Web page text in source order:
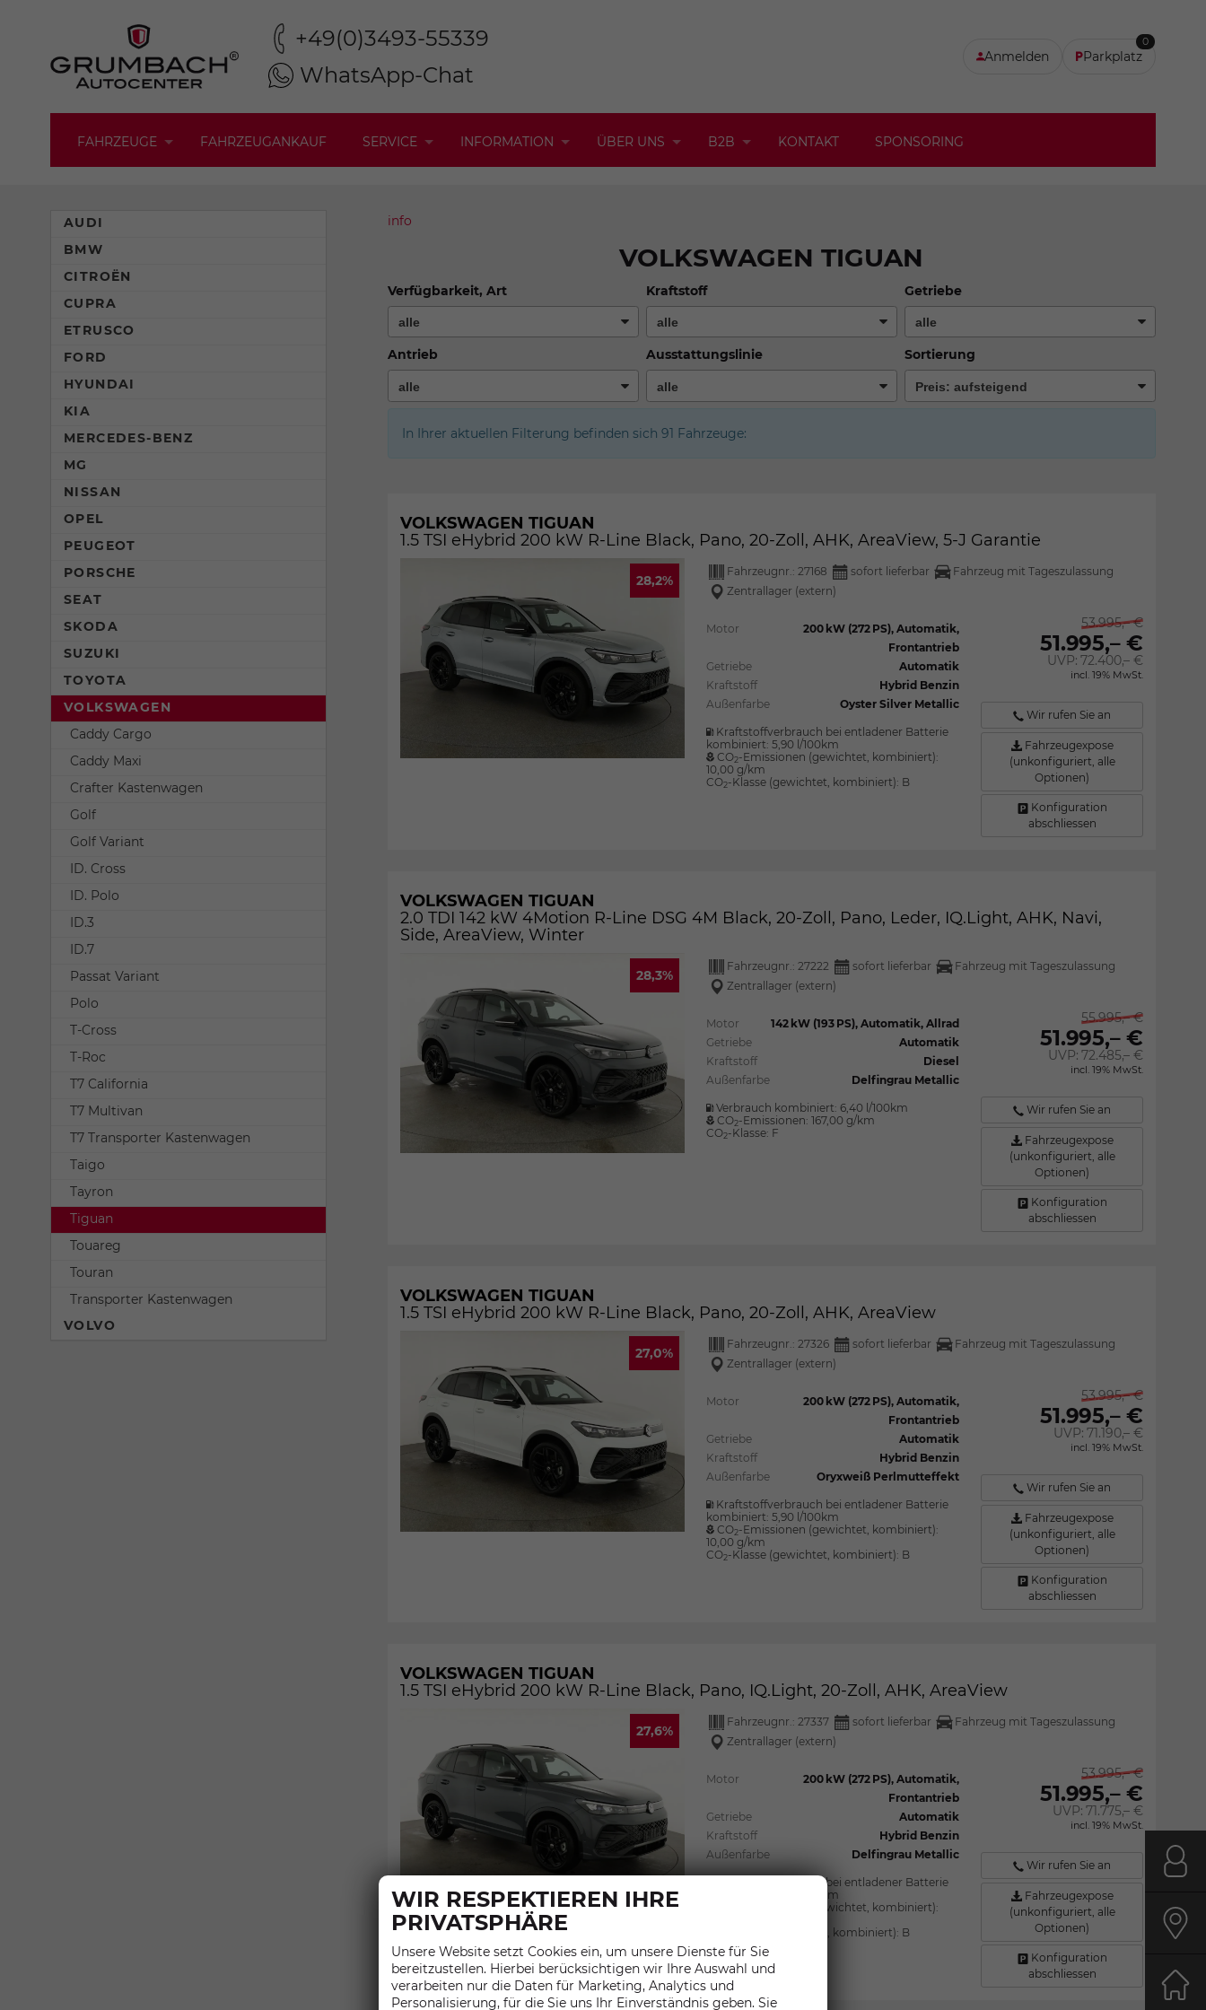
+49(0)3493-55339
WhatsApp-Chat
Anmelden Parkplatz
0
FAHRZEUGE FAHRZEUGANKAUF SERVICE INFORMATION ÜBER UNS B2B KONTAKT SPONSORING
info
VOLKSWAGEN TIGUAN
Verfügbarkeit, Art Kraftstoff Getriebe
Antrieb Ausstattungslinie Sortierung
In Ihrer aktuellen Filterung befinden sich 91 Fahrzeuge:
VOLKSWAGEN TIGUAN
1.5 TSI eHybrid 200 kW R-Line Black, Pano, 20-Zoll, AHK, AreaView, 5-J Garantie
28,2%
Fahrzeugnr.: 27168 sofort lieferbar
Fahrzeug mit Tageszulassung
Zentrallager (extern)
Motor
200 kW (272 PS), Automatik,
Frontantrieb
Getriebe
Automatik
Kraftstoff
Hybrid Benzin
Außenfarbe
Oyster Silver Metallic
Kraftstoffverbrauch bei entladener Batterie
kombiniert: 5,90 l/100km
CO2-Emissionen (gewichtet, kombiniert):
10,00 g/km
CO2-Klasse (gewichtet, kombiniert): B
53.995,– €
51.995,– €
UVP:72.400,– €
incl. 19% MwSt.
Wir rufen Sie an
Fahrzeugexpose
(unkonfiguriert, alle
Optionen)
Konfiguration
abschliessen
VOLKSWAGEN TIGUAN
2.0 TDI 142 kW 4Motion R-Line DSG 4M Black, 20-Zoll, Pano, Leder, IQ.Light, AHK, Navi,
Side, AreaView, Winter
28,3%
Fahrzeugnr.: 27222 sofort lieferbar
Fahrzeug mit Tageszulassung
Zentrallager (extern)
Motor
142 kW (193 PS), Automatik, Allrad
Getriebe
Automatik
Kraftstoff
Diesel
Außenfarbe
Delfingrau Metallic
Verbrauch kombiniert: 6,40 l/100km
CO2-Emissionen: 167,00 g/km
CO2-Klasse: F
55.995,– €
51.995,– €
UVP:72.485,– €
incl. 19% MwSt.
Wir rufen Sie an
Fahrzeugexpose
(unkonfiguriert, alle
Optionen)
Konfiguration
abschliessen
VOLKSWAGEN TIGUAN
1.5 TSI eHybrid 200 kW R-Line Black, Pano, 20-Zoll, AHK, AreaView
27,0%
Fahrzeugnr.: 27326 sofort lieferbar
Fahrzeug mit Tageszulassung
Zentrallager (extern)
Motor
200 kW (272 PS), Automatik,
Frontantrieb
Getriebe
Automatik
Kraftstoff
Hybrid Benzin
Außenfarbe
Oryxweiß Perlmutteffekt
Kraftstoffverbrauch bei entladener Batterie
kombiniert: 5,90 l/100km
CO2-Emissionen (gewichtet, kombiniert):
10,00 g/km
CO2-Klasse (gewichtet, kombiniert): B
53.995,– €
51.995,– €
UVP:71.190,– €
incl. 19% MwSt.
Wir rufen Sie an
Fahrzeugexpose
(unkonfiguriert, alle
Optionen)
Konfiguration
abschliessen
VOLKSWAGEN TIGUAN
1.5 TSI eHybrid 200 kW R-Line Black, Pano, IQ.Light, 20-Zoll, AHK, AreaView
27,6%
Fahrzeugnr.: 27337 sofort lieferbar
Fahrzeug mit Tageszulassung
Zentrallager (extern)
Motor
200 kW (272 PS), Automatik,
Frontantrieb
Getriebe
Automatik
Kraftstoff
Hybrid Benzin
Außenfarbe
Delfingrau Metallic
Kraftstoffverbrauch bei entladener Batterie
5,90 l/100km
-Emissionen (gewichtet, kombiniert):
-Klasse (gewichtet, kombiniert): B
53.995,– €
51.995,– €
UVP:71.775,– €
incl. 19% MwSt.
Wir rufen Sie an
Fahrzeugexpose
(unkonfiguriert, alle
Optionen)
Konfiguration
abschliessen
AUDI
BMW
CITROËN
CUPRA
ETRUSCO
FORD
HYUNDAI
KIA
MERCEDES-BENZ
MG
NISSAN
OPEL
PEUGEOT
PORSCHE
SEAT
SKODA
SUZUKI
TOYOTA
VOLKSWAGEN
Caddy Cargo
Caddy Maxi
Crafter Kastenwagen
Golf
Golf Variant
ID. Cross
ID. Polo
ID.3
ID.7
Passat Variant
Polo
T-Cross
T-Roc
T7 California
T7 Multivan
T7 Transporter Kastenwagen
Taigo
Tayron
Tiguan
Touareg
Touran
Transporter Kastenwagen
VOLVO
WIR RESPEKTIEREN IHRE
PRIVATSPHÄRE
Unsere Website setzt Cookies ein, um unsere Dienste für Sie
bereitzustellen. Hierbei berücksichtigen wir Ihre Auswahl und
verarbeiten nur die Daten für Marketing, Analytics und
Personalisierung, für die Sie uns Ihr Einverständnis geben. Sie